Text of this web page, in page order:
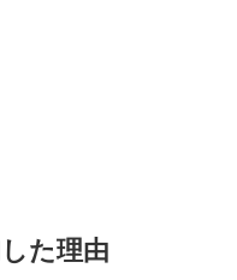
た理由